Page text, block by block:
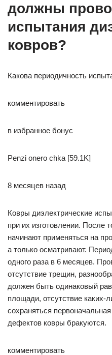
должны
испытания
ковров?
Какова периодичность
комментировать
в избранное бонус
Penzi­ onero­ chka [59.1K]
8 месяцев назад
Ковры диэлектрические
при их изготовлении. После
начинают применяться на
а только осматривают.
одного раза в 6 месяцев.
отсутствие трещин,
должен быть одинаковый
площади, отсутствие каких-
сохраняться
дефектов ковры бракуются.
комментировать